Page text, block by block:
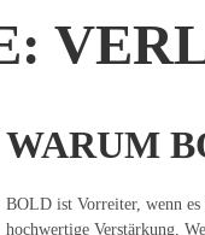
WARUM
BOLD ist Vorreiter, wenn es
hochwertige Verstärkung,